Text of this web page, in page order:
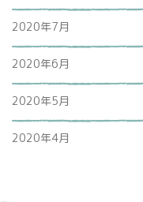
2020年7月
2020年6月
2020年5月
2020年4月